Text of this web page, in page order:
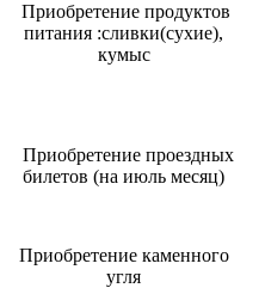
Приобретение продуктов
питания :сливки(сухие),
кумыс
Приобретение проездных
билетов (на июль месяц)
Приобретение каменного
угля